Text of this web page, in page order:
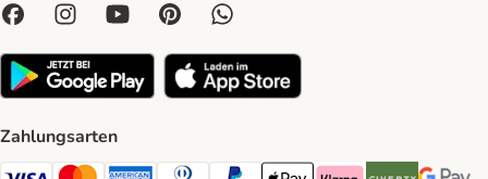
Zahlungsarten